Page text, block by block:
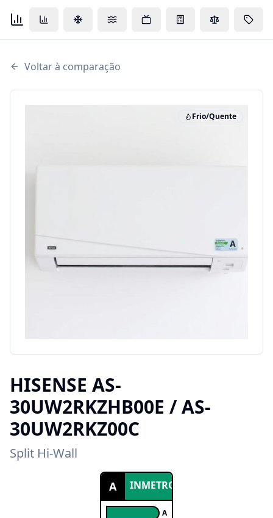
Voltar à comparação
Frio/Quente
HISENSE AS-
30UW2RKZHB00E / AS-
30UW2RKZ00C
Split Hi-Wall
A INMETRO
A